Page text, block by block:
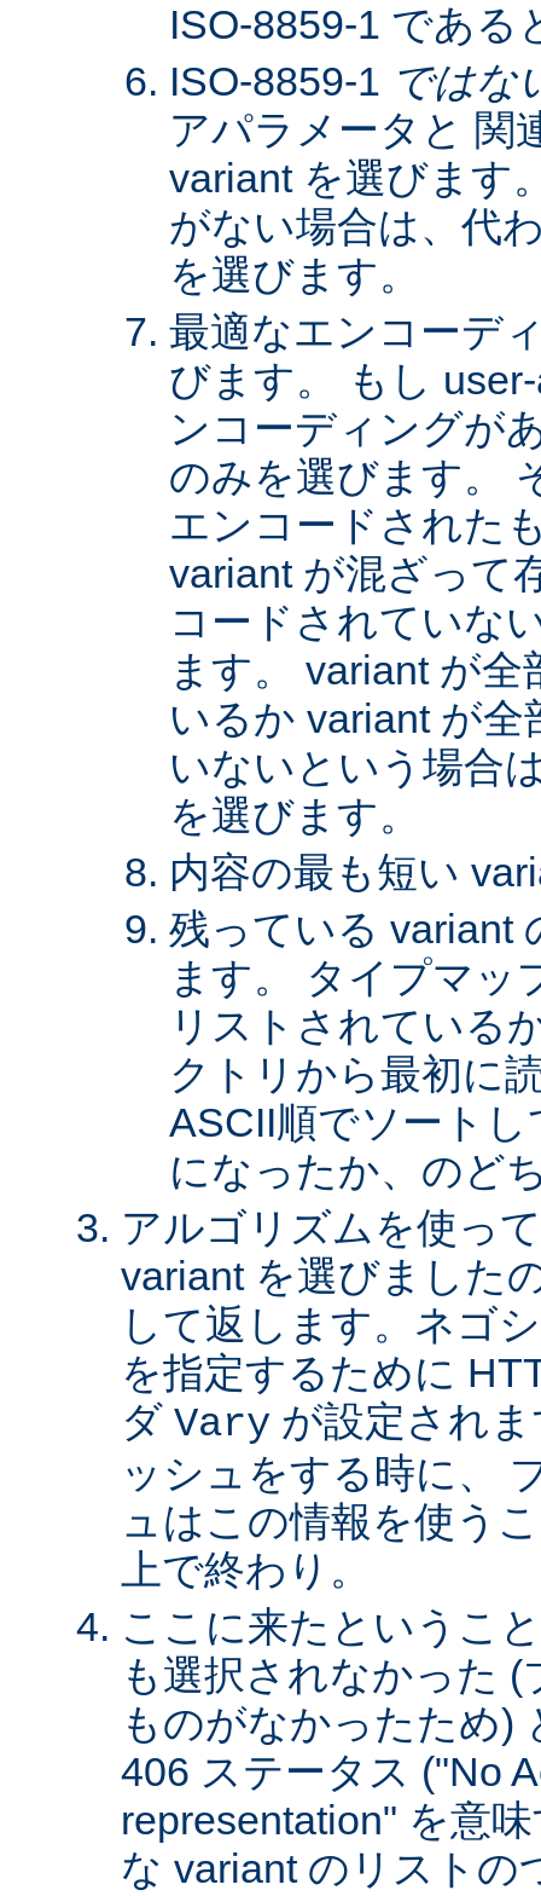
ISO-8859-1 である
ISO-8859-1 ではな
アパラメータと 関
variant を選びます
がない場合は、代
を選びます。
最適なエンコーデ
びます。 もし
ンコーディングが
のみを選びます。
エンコードされた
variant が混ざって
コードされていな
ます。 variant が
いるか variant が
いないという場合
を選びます。
内容の最も短い
残っている variant
ます。 タイプマッ
リストされている
クトリから最初に
ASCII順でソート
になったか、のど
アルゴリズムを使っ
variant を選びました
して返します。ネゴ
を指定するために
ダ Vary が設定され
ッシュをする時に、
ュはこの情報を使う
上で終わり。
ここに来たというこ
も選択されなかった
ものがなかったため)
406 ステータス ("No
representation" を意
な variant のリストの